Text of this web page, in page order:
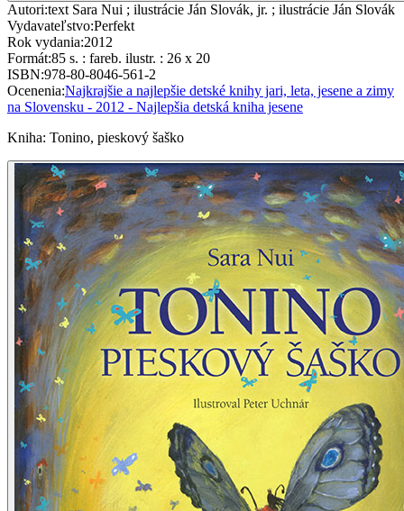
Autori:text Sara Nui ; ilustrácie Ján Slovák, jr. ; ilustrácie Ján Slovák
Vydavateľstvo:Perfekt
Rok vydania:2012
Formát:85 s. : fareb. ilustr. : 26 x 20
ISBN:978-80-8046-561-2
Ocenenia:Najkrajšie a najlepšie detské knihy jari, leta, jesene a zimy
na Slovensku - 2012 - Najlepšia detská kniha jesene
Kniha: Tonino, pieskový šaško